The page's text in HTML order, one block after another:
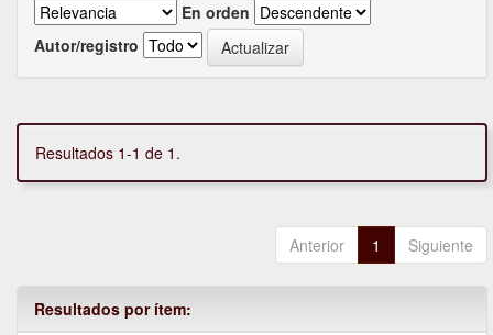
En orden
Autor/registro
Resultados 1-1 de 1.
Anterior 1 Siguiente
Resultados por ítem: